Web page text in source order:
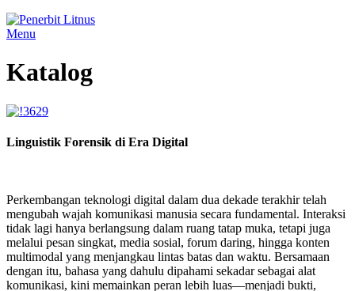
Menu
Katalog
Linguistik Forensik di Era Digital
Perkembangan teknologi digital dalam dua dekade terakhir telah
mengubah wajah komunikasi manusia secara fundamental. Interaksi
tidak lagi hanya berlangsung dalam ruang tatap muka, tetapi juga
melalui pesan singkat, media sosial, forum daring, hingga konten
multimodal yang menjangkau lintas batas dan waktu. Bersamaan
dengan itu, bahasa yang dahulu dipahami sekadar sebagai alat
komunikasi, kini memainkan peran lebih luas—menjadi bukti,